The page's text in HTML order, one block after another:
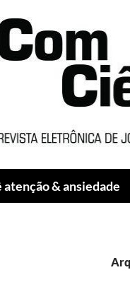
atenção & ansiedade